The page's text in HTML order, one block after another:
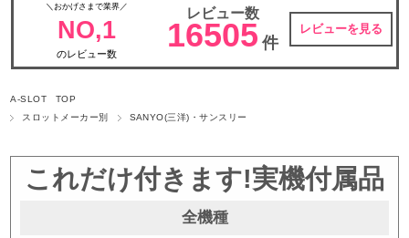
＼おかげさまで業界／
NO,1
のレビュー数
レビュー数
16505 件
レビューを見る
A-SLOT TOP
スロットメーカー別
SANYO(三洋)・サンスリー
これだけ付きます!実機付属品
全機種